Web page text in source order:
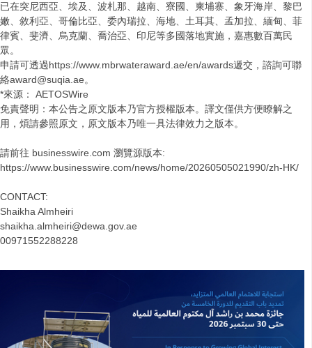
已在突尼西亞、埃及、波札那、越南、寮國、柬埔寨、象牙海岸、黎巴
嫩、敘利亞、哥倫比亞、委內瑞拉、海地、土耳其、孟加拉、緬甸、菲
律賓、斐濟、烏克蘭、喬治亞、印尼等多國落地實施，嘉惠數百萬民
眾。
申請可透過https://www.mbrwateraward.ae/en/awards遞交，諮詢可聯
絡award@suqia.ae。
*來源： AETOSWire
免責聲明：本公告之原文版本乃官方授權版本。譯文僅供方便瞭解之
用，煩請參照原文，原文版本乃唯一具法律效力之版本。
請前往 businesswire.com 瀏覽源版本:
https://www.businesswire.com/news/home/20260505021990/zh-HK/
CONTACT:
Shaikha Almheiri
shaikha.almheiri@dewa.gov.ae
00971552288228